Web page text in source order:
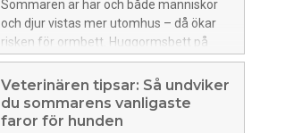
Sommaren är här och både människor
och djur vistas mer utomhus – då ökar
risken för ormbett. Huggormsbett på
katt är vanligare än många tror och kan
vara mycket allvarligt. Agrias
chefsveterinär Lotta Möller Koivisto vill
uppmärksamma kattägare på vad man
Veterinären tipsar: Så undviker
du sommarens vanligaste
faror för hunden